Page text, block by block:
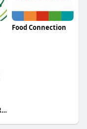
Food Connection
Revista Bares & Restaurantes